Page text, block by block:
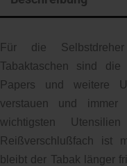
Für die
Tabaktaschen sind
Papers und weitere
verstauen und
wichtigsten
Reißverschlußfach ist
bleibt der Tabak länger